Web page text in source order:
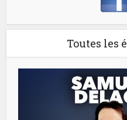
Toutes les